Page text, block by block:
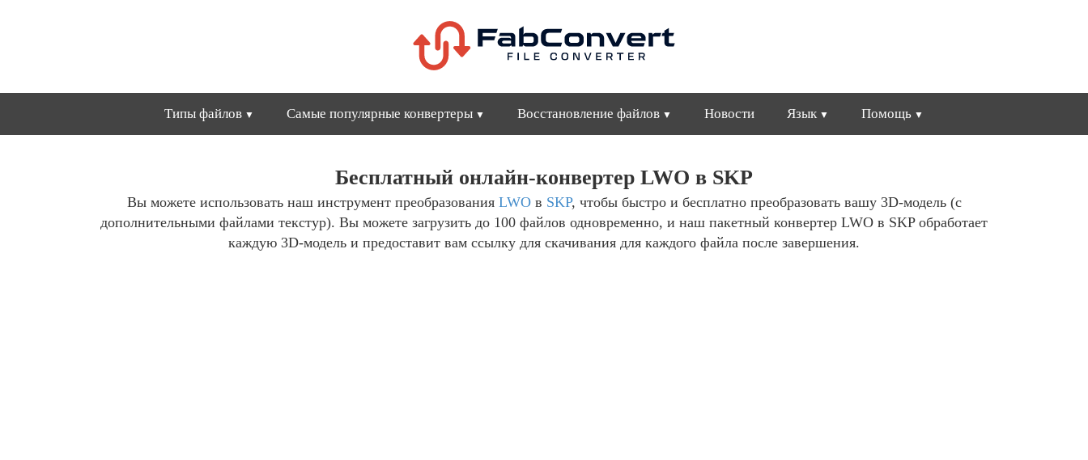
Типы файлов Самые популярные конвертеры Восстановление файлов Новости Язык Помощь
Бесплатный онлайн-конвертер LWO в SKP
Вы можете использовать наш инструмент преобразования LWOв SKP, чтобы быстро и бесплатно преобразовать вашу 3D-модель (с
дополнительными файлами текстур). Вы можете загрузить до 100 файлов одновременно, и наш пакетный конвертер LWO в SKP обработает
каждую 3D-модель и предоставит вам ссылку для скачивания для каждого файла после завершения.